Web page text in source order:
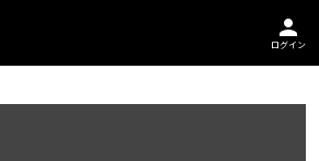
person
ログイン